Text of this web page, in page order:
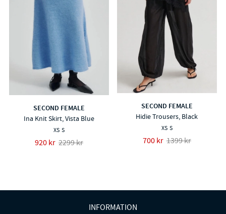
SECOND FEMALE
Ina Knit Skirt, Vista Blue
XS S
920 kr 2299 kr
SECOND FEMALE
Hidie Trousers, Black
XS S
700 kr 1399 kr
INFORMATION